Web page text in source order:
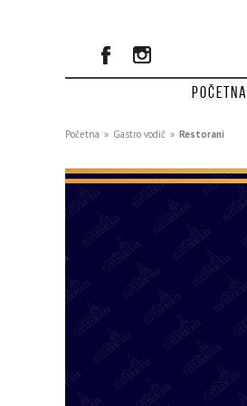
Početna
Početna » Gastro vodič » Restorani